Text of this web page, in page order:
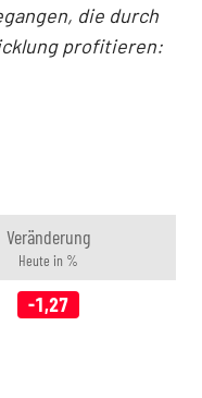
die durch
profitieren:
Veränderung
Heute in %
-1,27